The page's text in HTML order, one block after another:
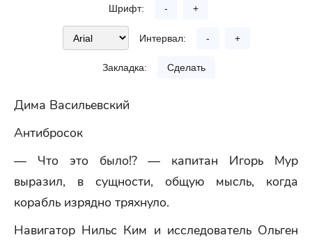
Шрифт: - +
Интервал: - +
Закладка: Сделать
Дима Васильевский
Антибросок
— Что это было!? — капитан Игорь Мур
выразил, в сущности, общую мысль, когда
корабль изрядно тряхнуло.
Навигатор Нильс Ким и исследователь Ольген